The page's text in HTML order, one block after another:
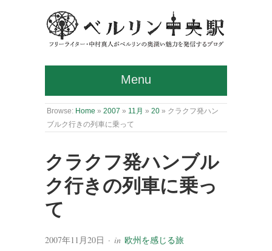
Menu
Browse: Home » 2007 » 11月 » 20 » クラクフ発ハン
ブルク行きの列車に乗って
クラクフ発ハンブル
ク行きの列車に乗っ
て
2007年11月20日 · in 欧州を感じる旅